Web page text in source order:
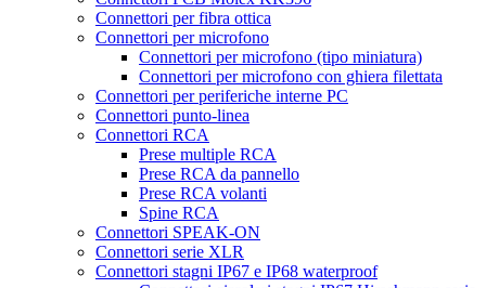
Connettori per fibra ottica
Connettori per microfono
Connettori per microfono (tipo miniatura)
Connettori per microfono con ghiera filettata
Connettori per periferiche interne PC
Connettori punto-linea
Connettori RCA
Prese multiple RCA
Prese RCA da pannello
Prese RCA volanti
Spine RCA
Connettori SPEAK-ON
Connettori serie XLR
Connettori stagni IP67 e IP68 waterproof